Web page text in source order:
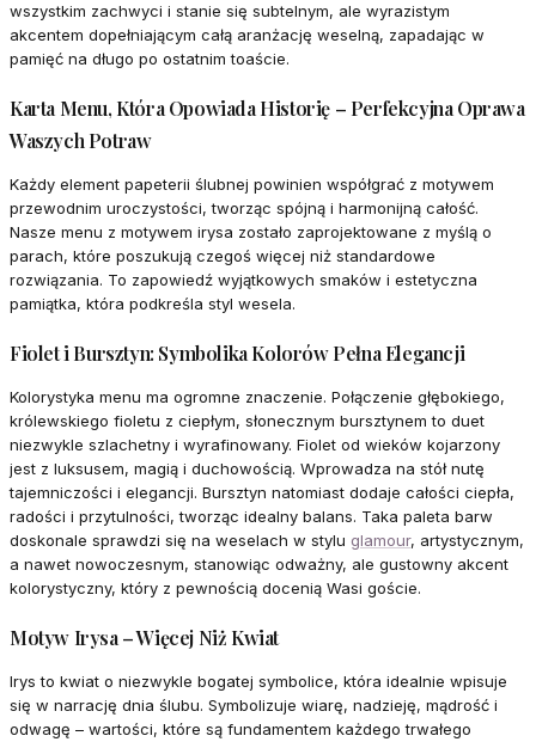
wszystkim zachwyci i stanie się subtelnym, ale wyrazistym
akcentem dopełniającym całą aranżację weselną, zapadając w
pamięć na długo po ostatnim toaście.
Karta Menu, Która Opowiada Historię – Perfekcyjna Oprawa
Waszych Potraw
Każdy element papeterii ślubnej powinien współgrać z motywem
przewodnim uroczystości, tworząc spójną i harmonijną całość.
Nasze menu z motywem irysa zostało zaprojektowane z myślą o
parach, które poszukują czegoś więcej niż standardowe
rozwiązania. To zapowiedź wyjątkowych smaków i estetyczna
pamiątka, która podkreśla styl wesela.
Fiolet i Bursztyn: Symbolika Kolorów Pełna Elegancji
Kolorystyka menu ma ogromne znaczenie. Połączenie głębokiego,
królewskiego fioletu z ciepłym, słonecznym bursztynem to duet
niezwykle szlachetny i wyrafinowany. Fiolet od wieków kojarzony
jest z luksusem, magią i duchowością. Wprowadza na stół nutę
tajemniczości i elegancji. Bursztyn natomiast dodaje całości ciepła,
radości i przytulności, tworząc idealny balans. Taka paleta barw
doskonale sprawdzi się na weselach w stylu glamour, artystycznym,
a nawet nowoczesnym, stanowiąc odważny, ale gustowny akcent
kolorystyczny, który z pewnością docenią Wasi goście.
Motyw Irysa – Więcej Niż Kwiat
Irys to kwiat o niezwykle bogatej symbolice, która idealnie wpisuje
się w narrację dnia ślubu. Symbolizuje wiarę, nadzieję, mądrość i
odwagę – wartości, które są fundamentem każdego trwałego